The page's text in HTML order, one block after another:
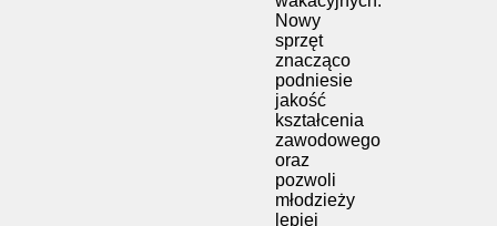
Nowy
sprzęt
znacząco
podniesie
jakość
kształcenia
zawodowego
oraz
pozwoli
młodzieży
lepiej